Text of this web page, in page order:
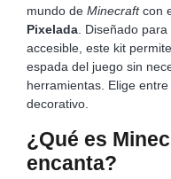
mundo de Minecraftcon
Pixelada . Diseñado
accesible, este kit
espada del juego sin
herramientas. Elige
decorativo.
¿Qué es
encanta?